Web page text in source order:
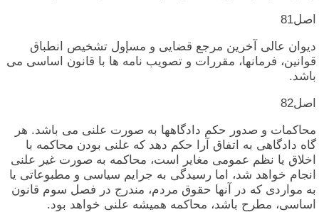
اصل‏81
دیوان‏ عالی‏ آخرین‏ مرجع قضایی‏ و مس‏إول‏ تشخیص‏ انطباق‏
قوانین‏، فرمانها، مقررات‏ و تصویب‏ نامه‏ ها با قانون‏ اساسی‏ می‏
باشد.
اصل‏82
محاکمات‏ و صدور حکم‏ دادگاهها به‏ صورت‏ علنی‏ می‏ باشد. هر
گاه‏ دادگاهی‏ به‏ اتفاق‏ آرا حکم‏ دهد که‏ علنی‏ بودن‏ محاکمه‏ با
اخلاق‏ یا نظم‏ عمومی‏ مغایر است‏، محاکمه‏ به‏ صورت‏ غیر علنی‏
انجام‏ خواهد شد، اما رسیدگی‏ به‏ جرایم‏ سیاسی‏ و مطبوعاتی‏ یا
به‏ مواردی‏ که‏ در آنها حقوق‏ مردم‏، مندرج‏ در فصل‏ سوم‏ قانون‏
اساسی‏، مطرح‏ باشد، محاکمه‏ همیشه‏ علنی‏ خواهد بود.